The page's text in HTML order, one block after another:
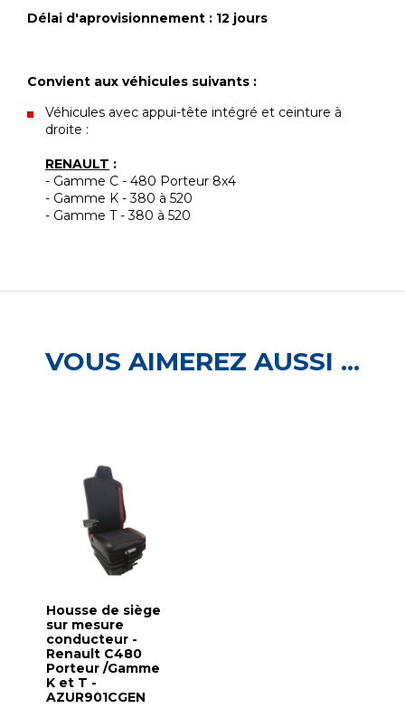
Délai d'aprovisionnement : 12 jours
Convient aux véhicules suivants :
Véhicules avec appui-tête intégré et ceinture à
droite :
RENAULT :
- Gamme C - 480 Porteur 8x4
- Gamme K - 380 à 520
- Gamme T - 380 à 520
VOUS AIMEREZ AUSSI ...
Housse de siège
sur mesure
conducteur -
Renault C480
Porteur /Gamme
K et T -
AZUR901CGEN